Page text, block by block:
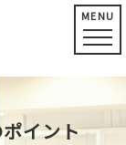
MENU
ポイント